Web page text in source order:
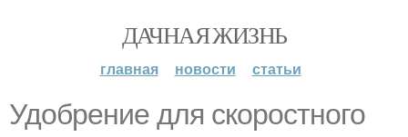
ДАЧНАЯ ЖИЗНЬ
главная новости статьи
Удобрение для скоростного